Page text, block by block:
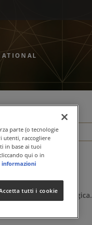
funzione psicologica.
parte (o tecnologie
utenti, raccogliere
in base ai tuoi
qui o in
informazioni
tutti i cookie